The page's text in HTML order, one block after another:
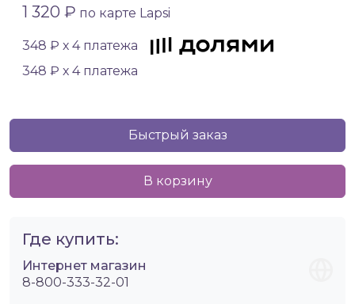
1 320 ₽ по карте Lapsi
348 ₽ х 4 платежа
348 ₽ х 4 платежа
Быстрый заказ
В корзину
Где купить:
Интернет магазин
8-800-333-32-01